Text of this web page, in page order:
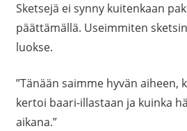
Sketsejä ei synny kuitenkaan
päättämällä. Useimmiten
luokse.
”Tänään saimme hyvän aiheen,
kertoi baari-illastaan ja kuinka
aikana.”